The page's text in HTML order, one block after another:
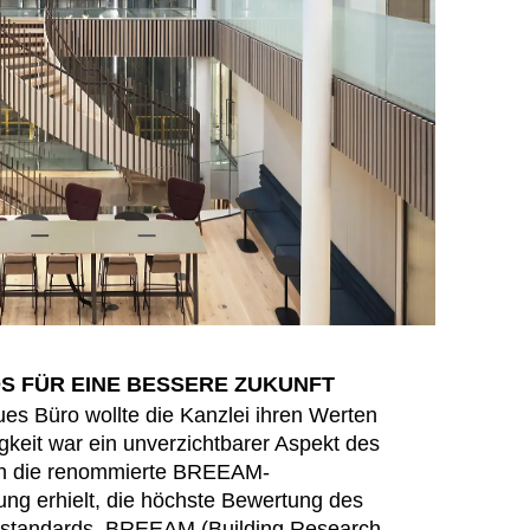
(RO)
(RU)
Arabien(SA)
(SE)
(CH)
(SN)
(RS)
(SG)
(SK)
(SI)
(ZA)
(KR)
(TZ)
FÜR EINE BESSERE ZUKUNFT
Büro wollte die Kanzlei ihren Werten
war ein unverzichtbarer Aspekt des
die renommierte BREEAM-
erhielt, die höchste Bewertung des